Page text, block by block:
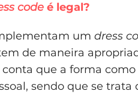
code é legal?
um dress
de maneira
que a forma
sendo que se